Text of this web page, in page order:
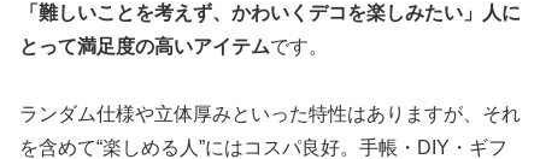
「難しいことを考えず、かわいくデコを楽しみたい」人に
とって満足度の高いアイテムです。
ランダム仕様や立体厚みといった特性はありますが、それ
を含めて“楽しめる人”にはコスパ良好。手帳・DIY・ギフ